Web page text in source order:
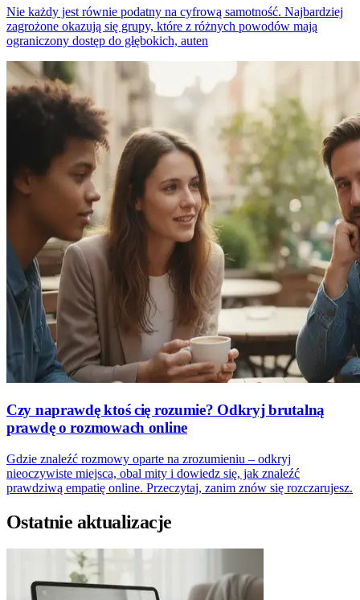
Nie każdy jest równie podatny na cyfrową samotność. Najbardziej
zagrożone okazują się grupy, które z różnych powodów mają
ograniczony dostęp do głębokich, auten
Czy naprawdę ktoś cię rozumie? Odkryj brutalną
prawdę o rozmowach online
Gdzie znaleźć rozmowy oparte na zrozumieniu – odkryj
nieoczywiste miejsca, obal mity i dowiedz się, jak znaleźć
prawdziwą empatię online. Przeczytaj, zanim znów się rozczarujesz.
Ostatnie aktualizacje